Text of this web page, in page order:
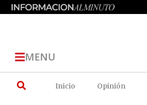
MENU
Inicio Opinión